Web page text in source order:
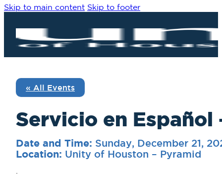
Skip to main content Skip to footer
« All Events
Servicio en
Date and Time: Sunday, December 21,
Location: Unity of Houston – Pyramid
.